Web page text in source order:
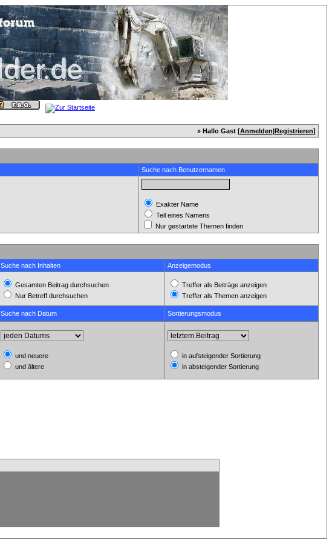
» Hallo Gast [Anmelden|Registrieren]
Suche nach Benutzernamen
Exakter Name
Teil eines Namens
Nur gestartete Themen finden
Suche nach Inhalten Anzeigemodus
Gesamten Beitrag durchsuchen
Nur Betreff durchsuchen
Treffer als Beiträge anzeigen
Treffer als Themen anzeigen
Suche nach Datum Sortierungsmodus
und neuere
und ältere
in aufsteigender Sortierung
in absteigender Sortierung